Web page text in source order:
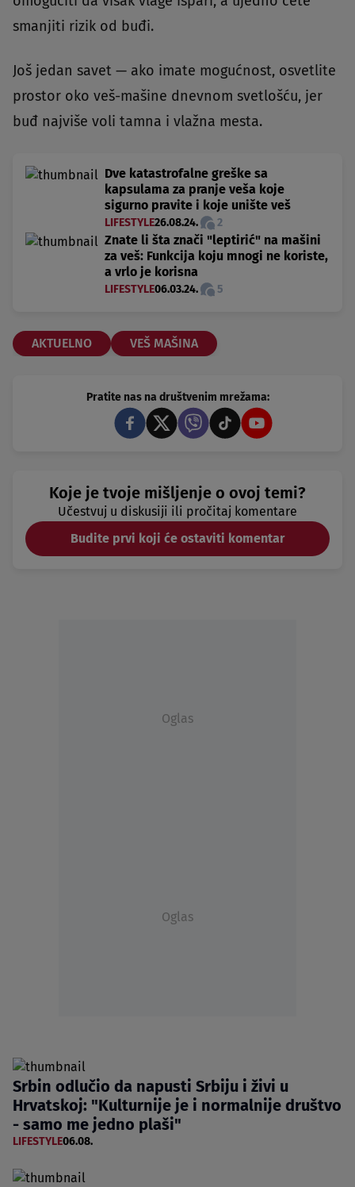
smanjiti rizik od buđi.
Još jedan savet — ako imate mogućnost, osvetlite
prostor oko veš-mašine dnevnom svetlošću, jer
buđ najviše voli tamna i vlažna mesta.
Dve katastrofalne greške sa
kapsulama za pranje veša koje
sigurno pravite i koje unište veš
LIFESTYLE26.08.24. 2
Znate li šta znači "leptirić" na mašini
za veš: Funkcija koju mnogi ne koriste,
a vrlo je korisna
LIFESTYLE06.03.24. 5
AKTUELNO VEŠ MAŠINA
Pratite nas na društvenim mrežama:
Koje je tvoje mišljenje o ovoj temi?
Učestvuj u diskusiji ili pročitaj komentare
Budite prvi koji će ostaviti komentar
Oglas
Oglas
Srbin odlučio da napusti Srbiju i živi u
Hrvatskoj: "Kulturnije je i normalnije društvo
- samo me jedno plaši"
LIFESTYLE06.08.